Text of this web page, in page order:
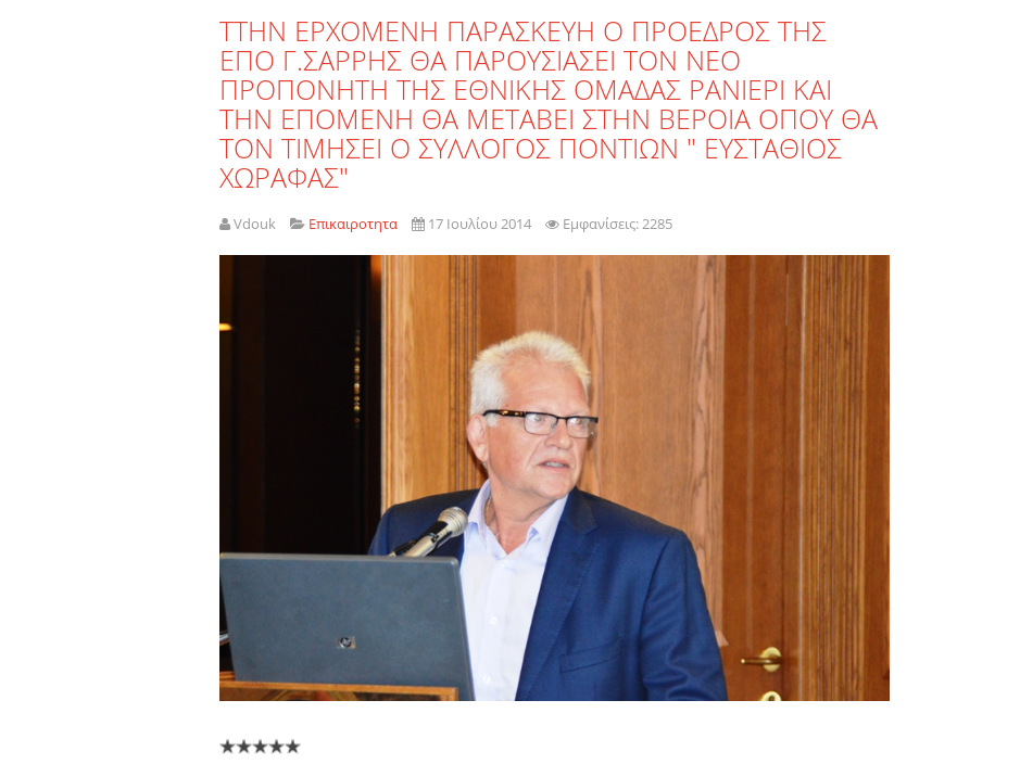
TΤHN EΡΧΟΜΕΝΗ ΠΑΡΑΣΚΕΥΗ Ο ΠΡΟΕΔΡΟΣ ΤΗΣ
ΕΠΟ Γ.ΣΑΡΡΗΣ ΘΑ ΠΑΡΟΥΣΙΑΣΕΙ ΤΟΝ ΝΕΟ
ΠΡΟΠΟΝΗΤΗ ΤΗΣ ΕΘΝΙΚΗΣ ΟΜΑΔΑΣ ΡΑΝΙΕΡΙ ΚΑΙ
ΤΗΝ ΕΠΟΜΕΝΗ ΘΑ ΜΕΤΑΒΕΙ ΣΤΗΝ ΒΕΡΟΙΑ ΟΠΟΥ ΘΑ
ΤΟΝ ΤΙΜΗΣΕΙ Ο ΣΥΛΛΟΓΟΣ ΠΟΝΤΙΩΝ " ΕΥΣΤΑΘΙΟΣ
ΧΩΡΑΦΑΣ"
Vdouk Επικαιροτητα 17 Ιουλίου 2014 Εμφανίσεις: 2285